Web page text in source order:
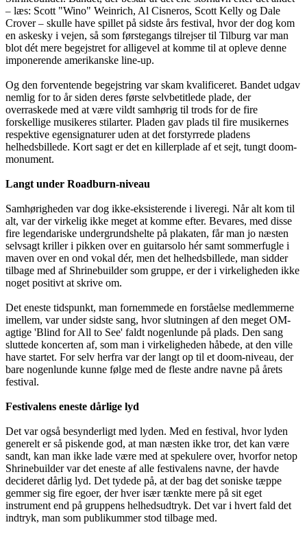
– læs: Scott "Wino" Weinrich, Al Cisneros, Scott Kelly og Dale
Crover– skulle have spillet på sidste års festival, hvor der dog kom
en askesky i vejen, så som førstegangs tilrejser til Tilburg var man
blot dét mere begejstret for alligevel at komme til at opleve denne
imponerende amerikanske line-up.
Og den forventende begejstring var skam kvalificeret. Bandet udgav
nemlig for to år siden deres første selvbetitlede plade, der
overraskede med at være vildt samhørig til trods for de fire
forskellige musikeres stilarter. Pladen gav plads til fire musikernes
respektive egensignaturer uden at det forstyrrede pladens
helhedsbillede. Kort sagt er det en killerplade af et sejt, tungt doom-
monument.
Langt under Roadburn-niveau
Samhørigheden var dog ikke-eksisterende i liveregi. Når alt kom til
alt, var der virkelig ikke meget at komme efter. Bevares, med disse
fire legendariske undergrundshelte på plakaten, får man jo næsten
selvsagt kriller i pikken over en guitarsolo hér samt sommerfugle i
maven over en ond vokal dér, men det helhedsbillede, man sidder
tilbage med af Shrinebuilder som gruppe, er der i virkeligheden ikke
noget positivt at skrive om.
Det eneste tidspunkt, man fornemmede en forståelse medlemmerne
imellem, var under sidste sang, hvor slutningen af den meget OM-
agtige 'Blind for All to See' faldt nogenlunde på plads. Den sang
sluttede koncerten af, som man i virkeligheden håbede, at den ville
have startet. For selv herfra var der langt op til et doom-niveau, der
bare nogenlunde kunne følge med de fleste andre navne på årets
festival.
Festivalens eneste dårlige lyd
Det var også besynderligt med lyden. Med en festival, hvor lyden
generelt er så piskende god, at man næsten ikke tror, det kan være
sandt, kan man ikke lade være med at spekulere over, hvorfor netop
Shrinebuilder var det eneste af alle festivalens navne, der havde
decideret dårlig lyd. Det tydede på, at der bag det soniske tæppe
gemmer sig fire egoer, der hver især tænkte mere på sit eget
instrument end på gruppens helhedsudtryk. Det var i hvert fald det
indtryk, man som publikummer stod tilbage med.